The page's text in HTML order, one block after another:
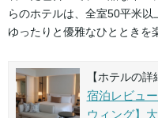
らのホテルは、全室50平米以
ゆったりと優雅なひとときを
【ホテルの詳
宿泊レビュ
ウィング】